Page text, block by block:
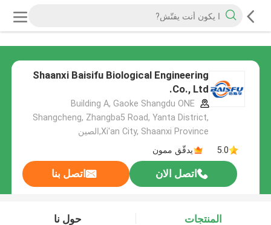
Shaanxi Baisifu Biological Engineering
Co., Ltd.
Building A, Gaoke Shangdu ONE
Shangcheng, Zhangba5 Road, Yanta District,
Xi'an City, Shaanxi Province,الصين
5.0
يدقّق ممون
اتصل الان اتصل بنا
المنتجات حول نا